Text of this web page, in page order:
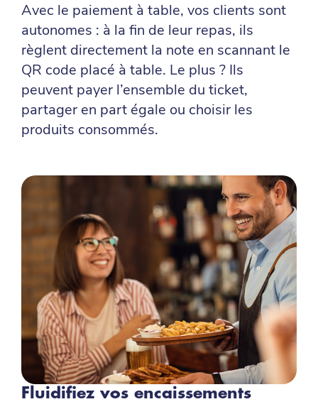
Avec le paiement à table, vos clients sont
autonomes : à la fin de leur repas, ils
règlent directement la note en scannant le
QR code placé à table. Le plus ? Ils
peuvent payer l’ensemble du ticket,
partager en part égale ou choisir les
produits consommés.
Fluidifiez vos encaissements